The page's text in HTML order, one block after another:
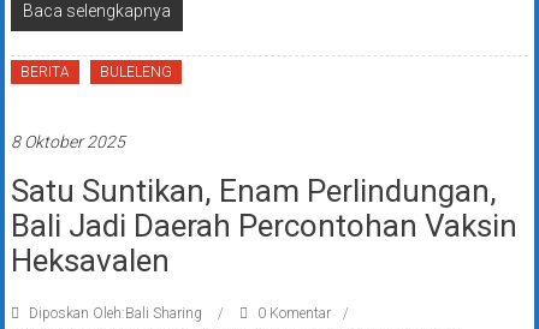
Baca selengkapnya
BERITA BULELENG
8 Oktober 2025
Satu Suntikan, Enam Perlindungan,
Bali Jadi Daerah Percontohan Vaksin
Heksavalen
Diposkan Oleh:Bali Sharing
0 Komentar